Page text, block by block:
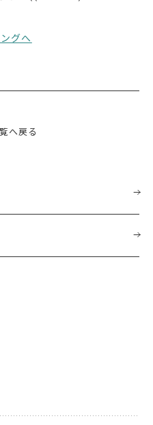
グへ
へ戻る